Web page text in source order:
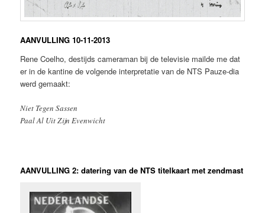
AANVULLING 10-11-2013
Rene Coelho, destijds cameraman bij de televisie mailde me dat
er in de kantine de volgende interpretatie van de NTS Pauze-dia
werd gemaakt:
Niet Tegen Sassen
Paal Al Uit Zijn Evenwicht
AANVULLING 2: datering van de NTS titelkaart met zendmast